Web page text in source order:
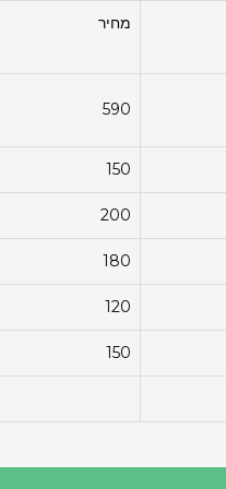
מחיר
590
150
200
180
120
150